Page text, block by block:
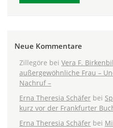
Neue Kommentare
Zillegöre bei Vera F.
außergewöhnliche Frau –
Nachruf –
Erna Theresia Schäfer bei
kurz vor der Frankfurter
Erna Theresia Schäfer bei